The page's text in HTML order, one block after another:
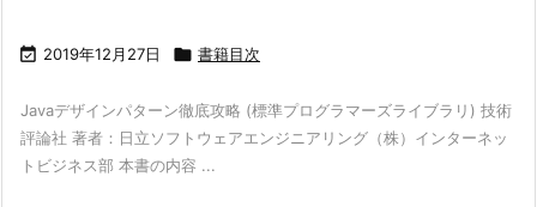
 2019年12月27日  書籍目次
Javaデザインパターン徹底攻略 (標準プログラマーズライブラリ) 技術
評論社 著者：日立ソフトウェアエンジニアリング（株）インターネッ
トビジネス部 本書の内容 ...